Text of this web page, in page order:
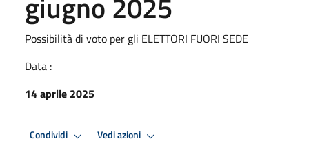
Possibilità di voto per gli ELETTORI FUORI SEDE
Data :
14 aprile 2025
Condividi Vedi azioni